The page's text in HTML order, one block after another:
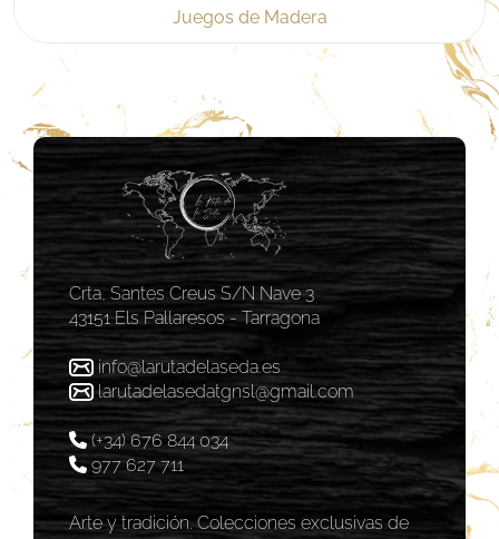
Juegos de Madera
Crta, Santes Creus S/N Nave 3
43151 Els Pallaresos - Tarragona
info@larutadelaseda.es
larutadelasedatgnsl@gmail.com
(+34) 676 844 034
977 627 711
Arte y tradición. Colecciones exclusivas de